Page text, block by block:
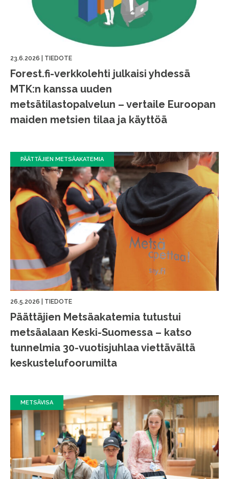
23.6.2026 TIEDOTE
Forest.fi-verkkolehti julkaisi yhdessä
MTK:n kanssa uuden
metsätilastopalvelun – vertaile Euroopan
maiden metsien tilaa ja käyttöä
PÄÄTTÄJIEN METSÄAKATEMIA
26.5.2026 TIEDOTE
Päättäjien Metsäakatemia tutustui
metsäalaan Keski-Suomessa – katso
tunnelmia 30-vuotisjuhlaa viettävältä
keskustelufoorumilta
METSÄVISA